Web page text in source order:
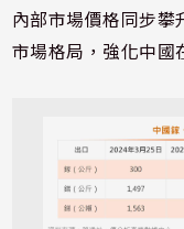
內部市場價格同步攀
市場格局，強化中國